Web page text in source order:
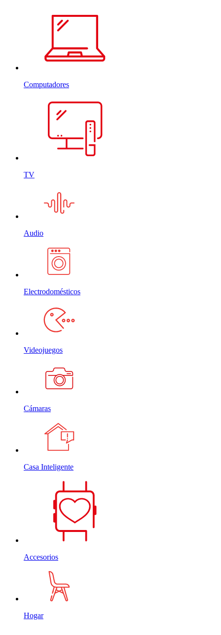
Computadores
TV
Audio
Electrodomésticos
Videojuegos
Cámaras
Casa Inteligente
Accesorios
Hogar